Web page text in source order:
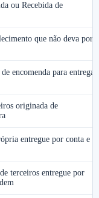
ou Recebida de
que não deva por
encomenda para entrega
originada de
entregue por conta e
terceiros entregue por